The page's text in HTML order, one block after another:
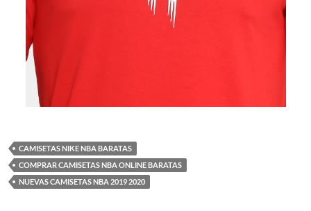
CAMISETAS NIKE NBA BARATAS
COMPRAR CAMISETAS NBA ONLINE BARATAS
NUEVAS CAMISETAS NBA 2019 2020